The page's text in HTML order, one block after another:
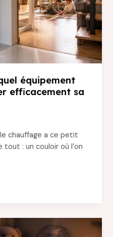
équipement
efficacement sa
chauffage a ce petit
tout : un couloir où l’on